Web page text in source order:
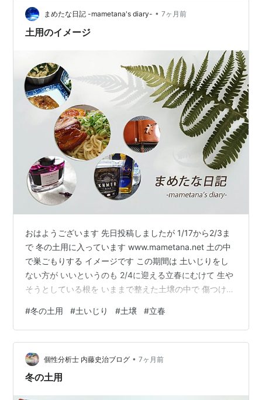
まめたな日記 -mametana's diary- • 7ヶ月前
土用のイメージ
おはようございます 先日投稿しましたが 1/17から2/3ま
で 冬の土用に入っています www.mametana.net 土の中
で巣ごもりする イメージです この期間は 土いじりをし
ない方が いいというのも 2/4に迎える立春にむけて 生や
そうとしている根を いままで整えた土壌の中で 傷つけな
います しっかり準備してきたからこそ 新しい春を迎えら
れる だからこそ この時期 無理をしない ここまで蓄えた
栄養で 花を咲かせるときを 迎えましょう ランキング参
加中ライフスタイル ランキング参加中雑談・日記を書き
たい人のグループ
#冬の土用 #土いじり #土壌 #立春
個性分析士 内藤史治ブログ • 7ヶ月前
冬の土用